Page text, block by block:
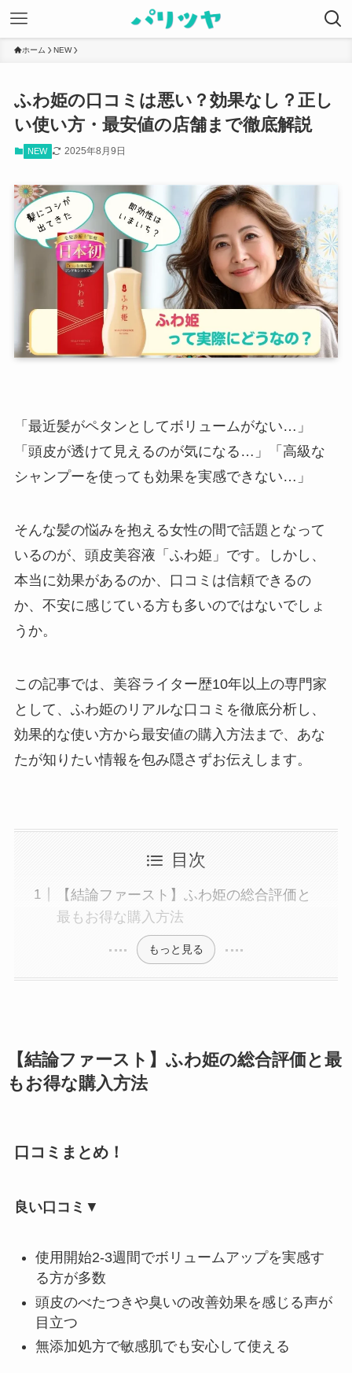
ホーム NEW
ふわ姫の口コミは悪い？効果なし？正し
い使い方・最安値の店舗まで徹底解説
NEW 2025年8月9日
「最近髪がペタンとしてボリュームがない…」
「頭皮が透けて見えるのが気になる…」「高級な
シャンプーを使っても効果を実感できない…」
そんな髪の悩みを抱える女性の間で話題となって
いるのが、頭皮美容液「ふわ姫」です。しかし、
本当に効果があるのか、口コミは信頼できるの
か、不安に感じている方も多いのではないでしょ
うか。
この記事では、美容ライター歴10年以上の専門家
として、ふわ姫のリアルな口コミを徹底分析し、
効果的な使い方から最安値の購入方法まで、あな
たが知りたい情報を包み隠さずお伝えします。
目次
【結論ファースト】ふわ姫の総合評価と
最もお得な購入方法
もっと見る
【結論ファースト】ふわ姫の総合評価と最
もお得な購入方法
口コミまとめ！
良い口コミ ▼
使用開始2-3週間でボリュームアップを実感す
る方が多数
頭皮のべたつきや臭いの改善効果を感じる声が
目立つ
無添加処方で敏感肌でも安心して使える